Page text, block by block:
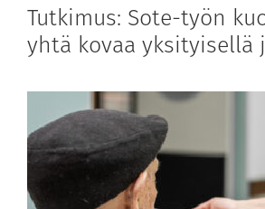
Tutkimus: Sote-työn
yhtä kovaa yksityisellä